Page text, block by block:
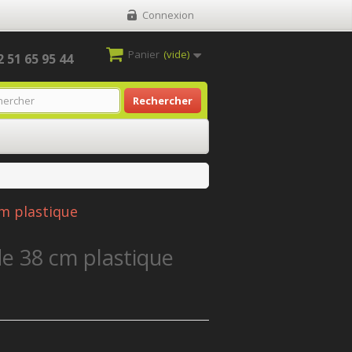
Connexion
51 65 95 44
Rechercher
Panier (vide)
plastique
38 cm plastique